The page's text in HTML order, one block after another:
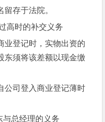
存于法院。
高时的补交义务
登记时，实物出资的
东须将该差额以现金缴
司登入商业登记薄时
总经理的义务